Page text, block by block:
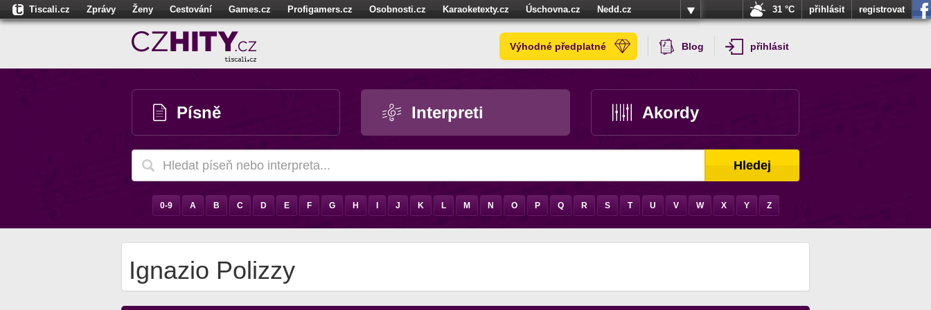
Tiscali.cz Zprávy Ženy Cestování Games.cz Profigamers.cz Osobnosti.cz Karaoketexty.cz Úschovna.cz
Nedd.cz
Sport Dokina.cz CZhity.cz
31 °C přihlásit registrovat
Výhodné předplatné Blog přihlásit
Písně Interpreti Akordy
Hledej
0-9 A B C D E F G H J K L M N O P Q R S T U V W X Y Z
Ignazio Polizzy